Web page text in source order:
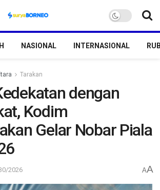
NASIONAL INTERNASIONAL
Tarakan
dengan
Kodim
Gelar Nobar Piala
2026 AA